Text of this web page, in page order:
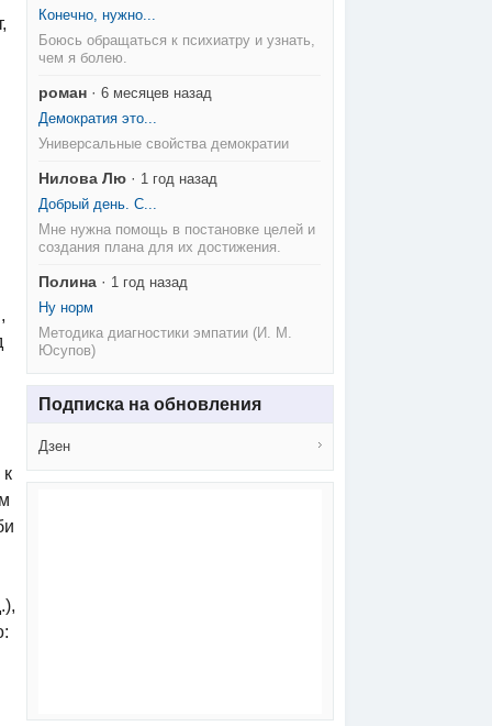
Конечно, нужно...
Боюсь обращаться к психиатру и узнать,
чем я болею.
роман ·6 месяцев назад
Демократия это...
Универсальные свойства демократии
Нилова Лю · 1 год назад
Добрый день. С...
Мне нужна помощь в постановке целей и
создания плана для их достижения.
Полина · 1 год назад
Ну норм
Методика диагностики эмпатии (И. М.
Юсупов)
Подписка на обновления
Дзен